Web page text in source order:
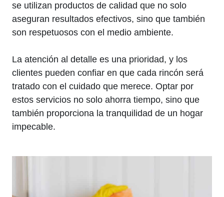
se utilizan productos de calidad que no solo
aseguran resultados efectivos, sino que también
son respetuosos con el medio ambiente.
La atención al detalle es una prioridad, y los
clientes pueden confiar en que cada rincón será
tratado con el cuidado que merece. Optar por
estos servicios no solo ahorra tiempo, sino que
también proporciona la tranquilidad de un hogar
impecable.